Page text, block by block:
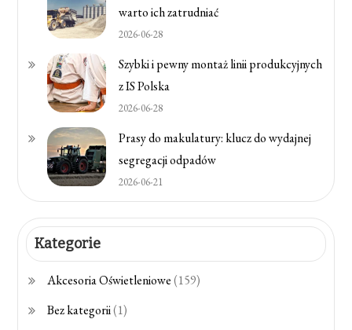
warto ich zatrudniać
2026-06-28
Szybki i pewny montaż linii produkcyjnych
z IS Polska
2026-06-28
Prasy do makulatury: klucz do wydajnej
segregacji odpadów
2026-06-21
Kategorie
Akcesoria Oświetleniowe(159)
Bez kategorii(1)